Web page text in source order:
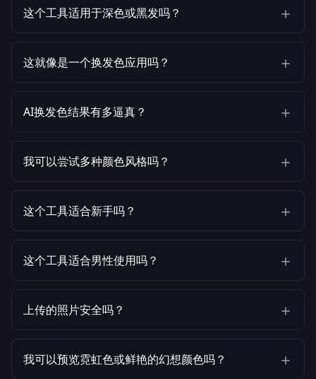
这个工具适用于深色或黑发吗？
这就像是一个换发色应用吗？
AI换发色结果有多逼真？
我可以尝试多种颜色风格吗？
这个工具适合新手吗？
这个工具适合男性使用吗？
上传的照片安全吗？
我可以预览霓虹色或鲜艳的幻想颜色吗？